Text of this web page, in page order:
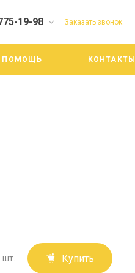
сайте. Продолжая
конфиденциальности
19-98
Троицкий
Заказать звонок
ПОМОЩЬ КОНТАКТЫ
шт. Купить